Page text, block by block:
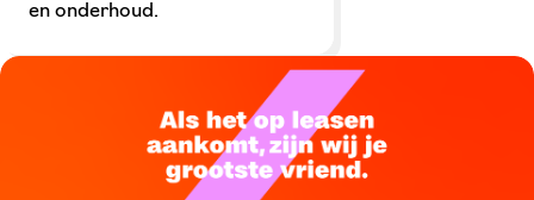
en onderhoud.